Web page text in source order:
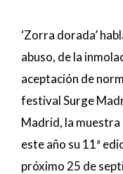
‘Zorra dorada’
abuso, de la
aceptación de
festival Surge
Madrid, la muestra
este año su 11ª
próximo 25 de